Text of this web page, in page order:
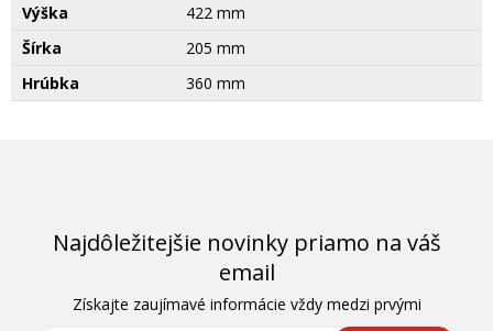
Výška
422 mm
Šírka
205 mm
Hrúbka
360 mm
Najdôležitejšie novinky priamo na váš
email
Získajte zaujímavé informácie vždy medzi prvými